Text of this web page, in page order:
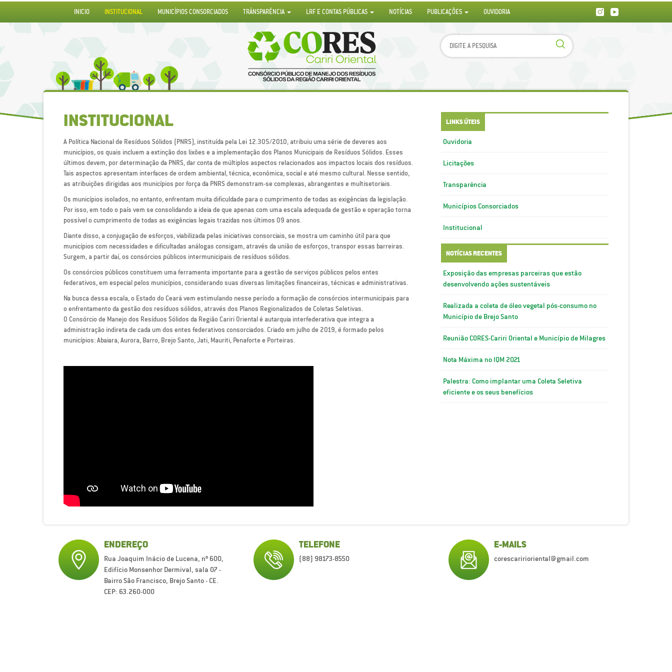
INICIO INSTITUCIONAL MUNICÍPIOS CONSORCIADOS TRÂNSPARÊNCIA LRF E CONTAS PÚBLICAS NOTÍCIAS PUBLICAÇÕES OUVIDORIA
INSTITUCIONAL
A Política Nacional de Resíduos Sólidos (PNRS), instituída pela Lei 12.305/2010, atribuiu uma série de deveres aos
municípios, os quais incluem a extinção dos lixões e a implementação dos Planos Municipais de Resíduos Sólidos. Esses
últimos devem, por determinação da PNRS, dar conta de múltiplos aspectos relacionados aos impactos locais dos resíduos.
Tais aspectos apresentam interfaces de ordem ambiental, técnica, econômica, social e até mesmo cultural. Nesse sentido,
as atribuições dirigidas aos municípios por força da PNRS demonstram-se complexas, abrangentes e multisetoriais.
Os municípios isolados, no entanto, enfrentam muita dificuldade para o cumprimento de todas as exigências da legislação.
Por isso, em todo o país vem se consolidando a ideia de que apenas com uma escala adequada de gestão e operação torna
possível o cumprimento de todas as exigências legais trazidas nos últimos 09 anos.
Diante disso, a conjugação de esforços, viabilizada pelas iniciativas consorciais, se mostra um caminho útil para que
municípios com necessidades e dificultadas análogas consigam, através da união de esforços, transpor essas barreiras.
Surgem, a partir daí, os consórcios públicos intermunicipais de resíduos sólidos.
Os consórcios públicos constituem uma ferramenta importante para a gestão de serviços públicos pelos entes
federativos, em especial pelos municípios, considerando suas diversas limitações financeiras, técnicas e administrativas.
Na busca dessa escala, o Estado do Ceará vem estimulando nesse período a formação de consórcios intermunicipais para
o enfrentamento da gestão dos resíduos sólidos, através dos Planos Regionalizados de Coletas Seletivas.
O Consórcio de Manejo dos Resíduos Sólidos da Região Cariri Oriental é autarquia interfederativa que integra a
administração indireta de cada um dos entes federativos consorciados. Criado em julho de 2019, é formado pelos
municípios: Abaiara, Aurora, Barro, Brejo Santo, Jati, Mauriti, Penaforte e Porteiras.
LINKS ÚTEIS
Ouvidoria
Licitações
Transparência
Municípios Consorciados
Institucional
NOTÍCIAS RECENTES
Exposição das empresas parceiras que estão
desenvolvendo ações sustentáveis
Realizada a coleta de óleo vegetal pós-consumo no
Município de Brejo Santo
Reunião CORES-Cariri Oriental e Município de Milagres
Nota Máxima no IQM 2021
Palestra: Como implantar uma Coleta Seletiva
eficiente e os seus benefícios
ENDEREÇO
Rua Joaquim Inácio de Lucena, nº 600,
Edifício Monsenhor Dermival, sala 07 -
Bairro São Francisco, Brejo Santo - CE.
CEP: 63.260-000
TELEFONE
(88) 98173-8550
E-MAILS
corescaririoriental@gmail.com